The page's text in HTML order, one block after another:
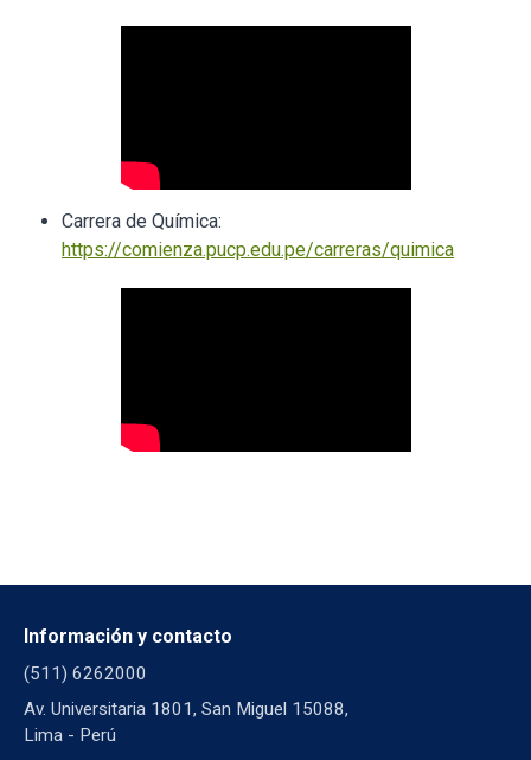
Carrera de Química:
https://comienza.pucp.edu.pe/carreras/quimica
Información y contacto
(511) 6262000
Av. Universitaria 1801, San Miguel 15088,
Lima - Perú